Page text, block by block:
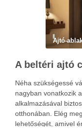
Ajtó-
Néha szükségessé
nagyban vonatkozik
alkalmazásával
otthonában. Elég
lehetőségét, amivel